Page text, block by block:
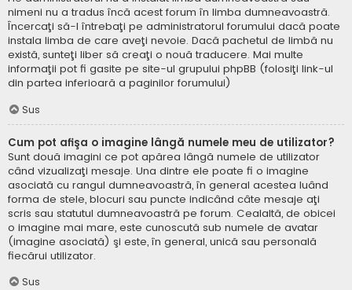
nimeni nu a tradus încă acest forum în limba dumneavoastră.
Încercaţi să-l întrebaţi pe administratorul forumului dacă poate
instala limba de care aveţi nevoie. Dacă pachetul de limbă nu
există, sunteţi liber să creaţi o nouă traducere. Mai multe
informaţii pot fi gasite pe site-ul grupului phpBB (folosiţi link-ul
din partea inferioară a paginilor forumului)
Sus
Cum pot afişa o imagine lângă numele meu de utilizator?
Sunt două imagini ce pot apărea lângă numele de utilizator
când vizualizaţi mesaje. Una dintre ele poate fi o imagine
asociată cu rangul dumneavoastră, în general acestea luând
forma de stele, blocuri sau puncte indicând câte mesaje aţi
scris sau statutul dumneavoastră pe forum. Cealaltă, de obicei
o imagine mai mare, este cunoscută sub numele de avatar
(imagine asociată) şi este, în general, unică sau personală
fiecărui utilizator.
Sus